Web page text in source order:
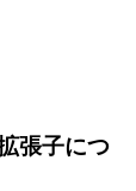
張子につ